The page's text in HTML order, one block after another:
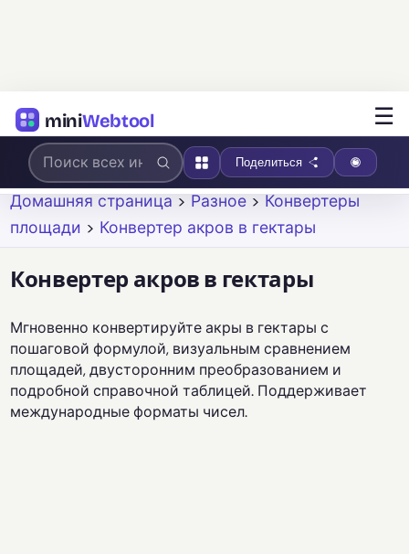
miniWebtool ☰
Поделиться
Домашняя страница > Разное > Конвертеры
площади > Конвертер акров в гектары
Конвертер акров в гектары
Мгновенно конвертируйте акры в гектары с
пошаговой формулой, визуальным сравнением
площадей, двусторонним преобразованием и
подробной справочной таблицей. Поддерживает
международные форматы чисел.